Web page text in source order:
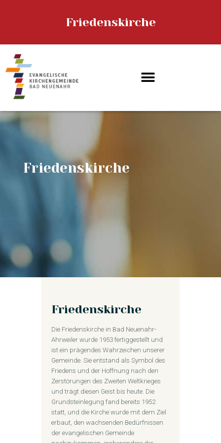
Friedenskirche
Bad Neuenahr
KIRCHEN
GEMEINDELEBEN
GEMEINDEHAUS
SPENDEN
SERVICE
KONTAKT
Friedenskirche
Friedenskirche
Die Friedenskirche in Bad Neuenahr-
Ahrweiler wurde 1953 fertiggestellt und
ist ein prägendes Wahrzeichen unserer
Gemeinde. Sie entstand als Symbol des
Friedens und der Hoffnung nach den
Zerstörungen des Zweiten Weltkrieges
und trägt diesen Geist bis heute. Die
Grundsteinlegung fand bereits 1952
statt, und die Kirche wurde mit dem Ziel
erbaut, den wachsenden Bedürfnissen
der evangelischen Gemeinde